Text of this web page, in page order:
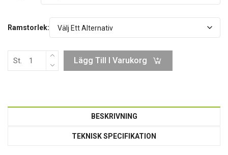
Ramstorlek:
St. Lägg Till I Varukorg
BESKRIVNING
TEKNISK SPECIFIKATION